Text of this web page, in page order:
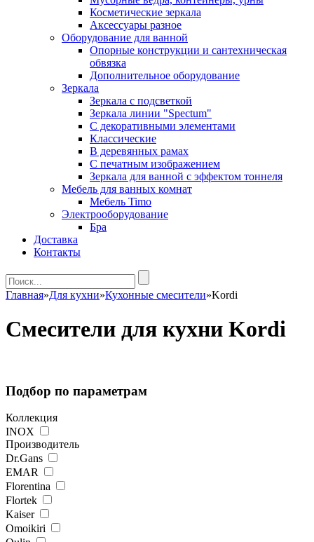
Косметические зеркала
Аксессуары разное
Оборудование для ванной
Опорные конструкции и сантехническая
обвязка
Дополнительное оборудование
Зеркала
Зеркала с подсветкой
Зеркала линии "Spectum"
С декоративными элементами
Классические
В деревянных рамах
С печатным изображением
Зеркала для ванной с эффектом тоннеля
Мебель для ванных комнат
Мебель Timo
Электрооборудование
Бра
Доставка
Контакты
Главная»Для кухни»Кухонные смесители»Kordi
Смесители для кухни Kordi
Подбор по параметрам
Коллекция
INOX
Производитель
Dr.Gans
EMAR
Florentina
Flortek
Kaiser
Omoikiri